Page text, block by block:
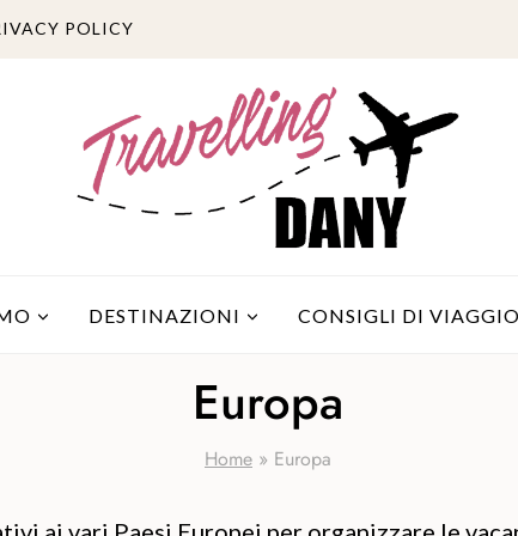
POLICY
DESTINAZIONI CONSIGLI DI VIAGGIO
Europa
Home » Europa